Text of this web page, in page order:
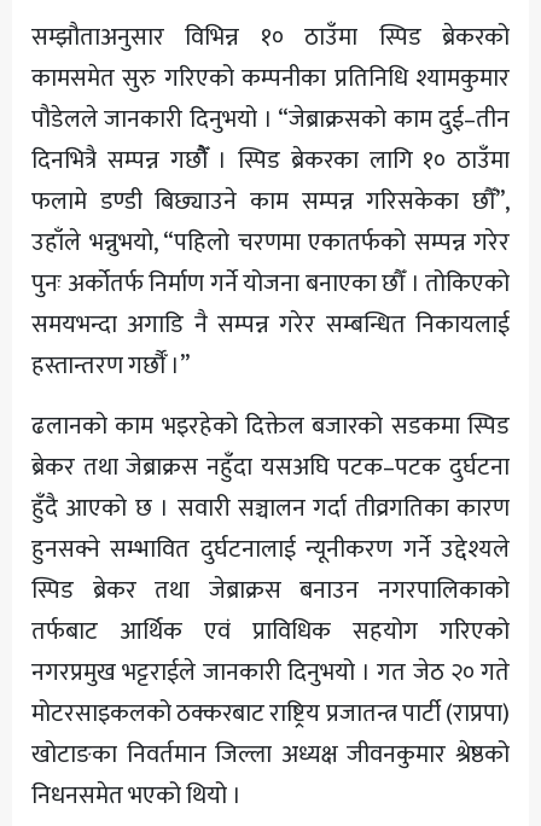
सम्झौताअनुसार विभिन्न १० ठाउँमा स्पिड ब्रेकरको
कामसमेत सुरु गरिएको कम्पनीका प्रतिनिधि श्यामकुमार
पौडेलले जानकारी दिनुभयो । “जेब्राक्रसको काम दुई–तीन
दिनभित्रै सम्पन्न गछौैँ । स्पिड ब्रेकरका लागि १० ठाउँमा
फलामे डण्डी बिछ्याउने काम सम्पन्न गरिसकेका छौँ”,
उहाँले भन्नुभयो, “पहिलो चरणमा एकातर्फको सम्पन्न गरेर
पुनः अर्कोतर्फ निर्माण गर्ने योजना बनाएका छौँ । तोकिएको
समयभन्दा अगाडि नै सम्पन्न गरेर सम्बन्धित निकायलाई
हस्तान्तरण गर्छौँ ।”
ढलानको काम भइरहेको दिक्तेल बजारको सडकमा स्पिड
ब्रेकर तथा जेब्राक्रस नहुँदा यसअघि पटक–पटक दुर्घटना
हुँदै आएको छ । सवारी सञ्चालन गर्दा तीव्रगतिका कारण
हुनसक्ने सम्भावित दुर्घटनालाई न्यूनीकरण गर्ने उद्देश्यले
स्पिड ब्रेकर तथा जेब्राक्रस बनाउन नगरपालिकाको
तर्फबाट आर्थिक एवं प्राविधिक सहयोग गरिएको
नगरप्रमुख भट्टराईले जानकारी दिनुभयो । गत जेठ २० गते
मोटरसाइकलको ठक्करबाट राष्ट्रिय प्रजातन्त्र पार्टी (राप्रपा)
खोटाङका निवर्तमान जिल्ला अध्यक्ष जीवनकुमार श्रेष्ठको
निधनसमेत भएको थियो ।